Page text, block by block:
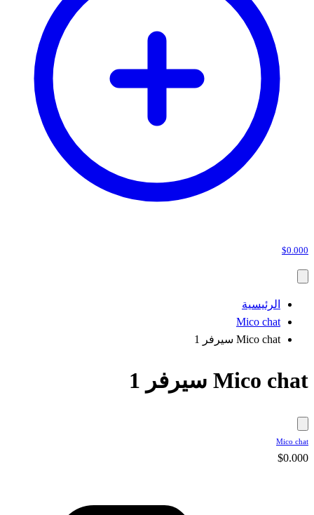
$0.000
الرئيسية
Mico chat
Mico chat سيرفر 1
Mico chat سيرفر 1
Mico chat
$0.000